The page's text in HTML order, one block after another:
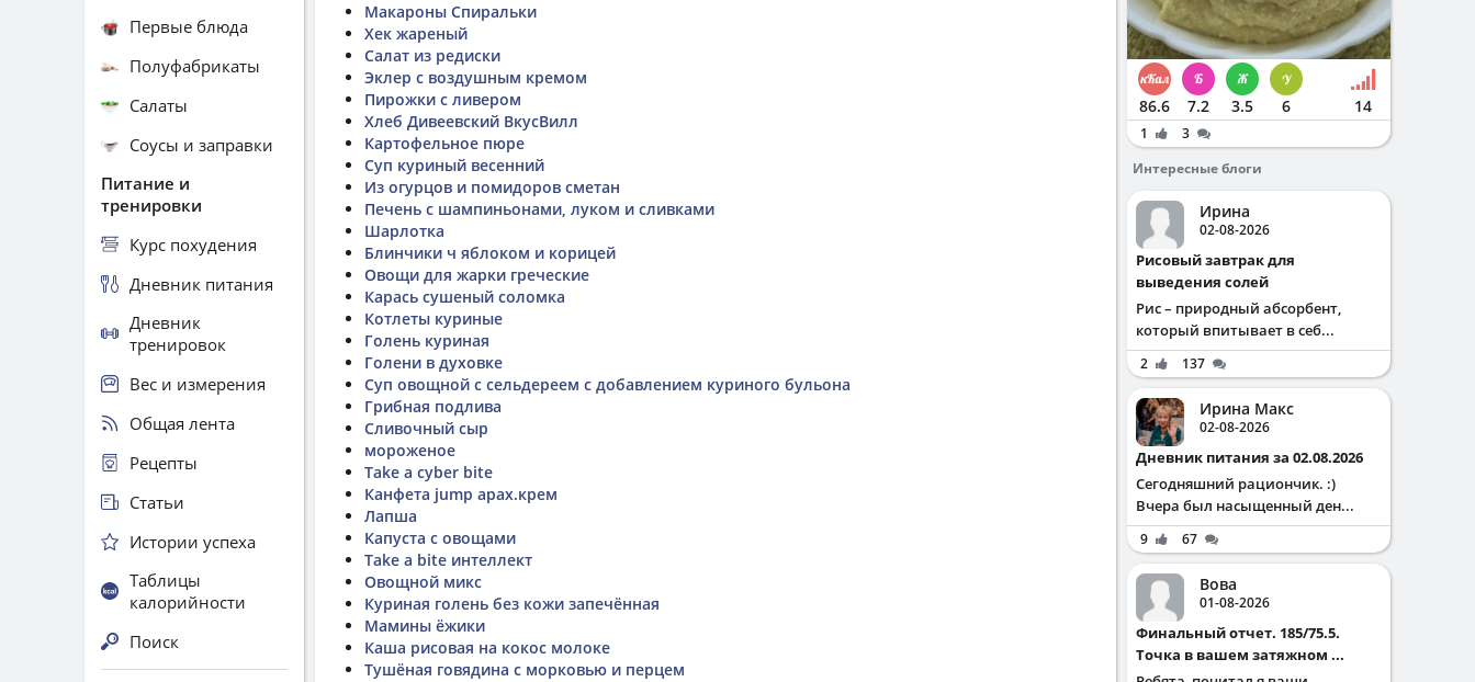
Макароны Спиральки
Хек жареный
Салат из редиски
Эклер с воздушным кремом
Пирожки с ливером
Хлеб Дивеевский ВкусВилл
Картофельное пюре
Суп куриный весенний
Из огурцов и помидоров сметан
Печень с шампиньонами, луком и сливками
Шарлотка
Блинчики ч яблоком и корицей
Овощи для жарки греческие
Карась сушеный соломка
Котлеты куриные
Голень куриная
Голени в духовке
Суп овощной с сельдереем с добавлением куриного бульона
Грибная подлива
Сливочный сыр
мороженое
Take a cyber bite
Канфета jump арах.крем
Лапша
Капуста с овощами
Take a bite интеллект
Овощной микс
Куриная голень без кожи запечённая
Мамины ёжики
Каша рисовая на кокос молоке
Тушёная говядина с морковью и перцем
Первые блюда
Полуфабрикаты
Салаты
Соусы и заправки
Питание и
тренировки
Курс похудения
Дневник питания
Дневник
тренировок
Вес и измерения
Общая лента
Рецепты
Статьи
Истории успеха
Таблицы
калорийности
Поиск
86.6 7.2 3.5 6 14
1
3
Интересные блоги
Ирина
02-08-2026
Рисовый завтрак для
выведения солей
Рис – природный абсорбент,
который впитывает в себ...
2 137
Ирина Макс
02-08-2026
Дневник питания за 02.08.2026
Сегодняшний рациончик. :)
Вчера был насыщенный ден...
9 67
Вова
01-08-2026
Финальный отчет. 185/75.5.
Точка в вашем затяжном ...